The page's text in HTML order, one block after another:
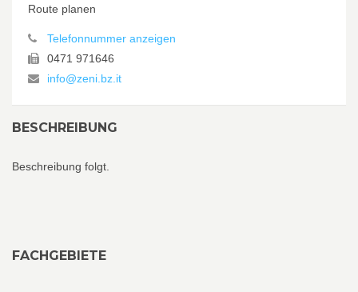
Route planen
Telefonnummer anzeigen
0471 971646
info@zeni.bz.it
BESCHREIBUNG
Beschreibung folgt.
FACHGEBIETE